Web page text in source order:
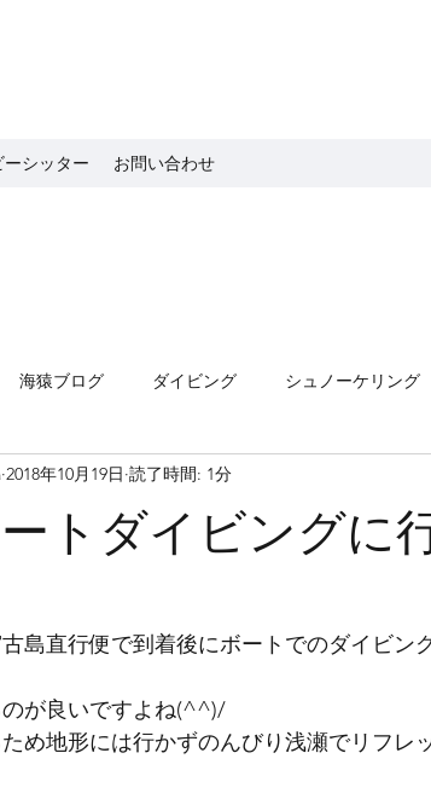
ーシッター お問い合わせ
海猿ブログ ダイビング シュノーケリング
トダイビングに
2018年10月19日 読了時間: 1分
島直行便で到着後にボートでのダイビン
が良いですよね(^^)/
め地形には行かずのんびり浅瀬でリフレ